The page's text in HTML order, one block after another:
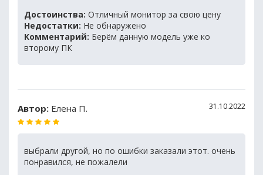
Достоинства: Отличный монитор за свою цену
Недостатки: Не обнаружено
Комментарий: Берём данную модель уже ко
второму ПК
Автор: Елена П. 31.10.2022
выбрали другой, но по ошибки заказали этот. очень
понравился, не пожалели